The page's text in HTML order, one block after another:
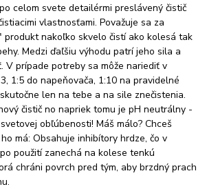
celom svete detailérmi preslávený čistič
vlastnosťami. Považuje sa za
nakoľko skvelo čistí ako kolesá tak
Medzi ďaľšiu výhodu patrí jeho sila a
V prípade potreby sa môže nariediť v
1:5 do napeňovača, 1:10 na pravidelné
len na tebe a na sile znečistenia.
čistič no napriek tomu je pH neutrálny -
obľúbenosti! Máš málo? Chceš
má: Obsahuje inhibítory hrdze, čo v
použití zanechá na kolese tenkú
chráni povrch pred tým, aby brzdný prach